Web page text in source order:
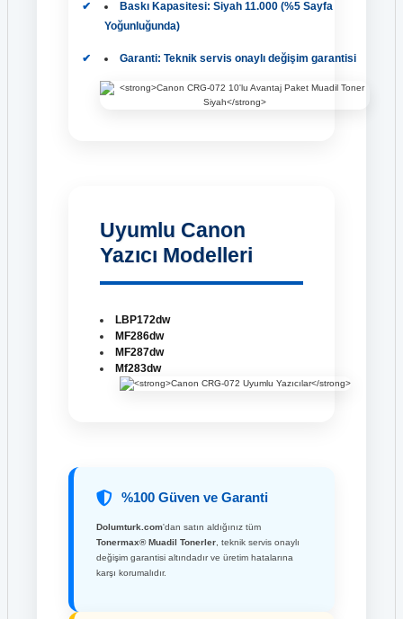
Baskı Kapasitesi: Siyah 11.000 (%5 Sayfa
Yoğunluğunda)
Garanti: Teknik servis onaylı değişim garantisi
Uyumlu Canon
Yazıcı Modelleri
LBP172dw
MF286dw
MF287dw
Mf283dw
%100 Güven ve Garanti
Dolumturk.com'dan satın aldığınız tüm
Tonermax® Muadil Tonerler , teknik servis onaylı
değişim garantisi altındadır ve üretim hatalarına
karşı korumalıdır.